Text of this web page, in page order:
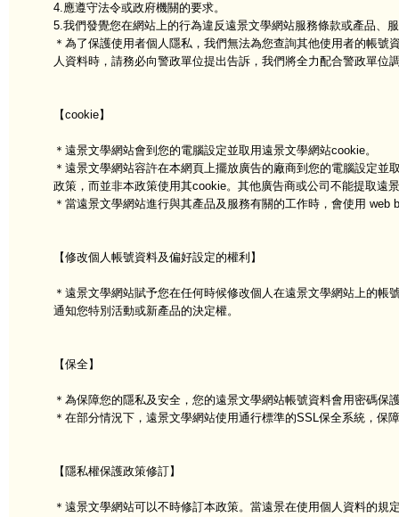
4.應遵守法令或政府機關的要求。
5.我們發覺您在網站上的行為違反遠景文學網站服務條款或產品、
＊為了保護使用者個人隱私，我們無法為您查詢其他使用者的帳號
人資料時，請務必向警政單位提出告訴，我們將全力配合警政單位
【cookie】
＊遠景文學網站會到您的電腦設定並取用遠景文學網站cookie。
＊遠景文學網站容許在本網頁上擺放廣告的廠商到您的電腦設定
政策，而並非本政策使用其cookie。其他廣告商或公司不能提取遠
＊當遠景文學網站進行與其產品及服務有關的工作時，會使用
【修改個人帳號資料及偏好設定的權利】
＊遠景文學網站賦予您在任何時候修改個人在遠景文學網站上的帳
通知您特別活動或新產品的決定權。
【保全】
＊為保障您的隱私及安全，您的遠景文學網站帳號資料會用密碼保
＊在部分情況下，遠景文學網站使用通行標準的SSL保全系統，保
【隱私權保護政策修訂】
＊遠景文學網站可以不時修訂本政策。當遠景在使用個人資料的規